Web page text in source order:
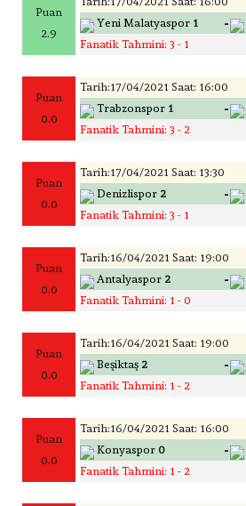
Puan
2.9
Yeni Malatyaspor 1 -
Fanatik Tahmini: 3 - 1
Puan
0.0
Tarih:17/04/2021 Saat: 16:00
Trabzonspor 1 -
Fanatik Tahmini: 3 - 2
Puan
0.0
Tarih:17/04/2021 Saat: 13:30
Denizlispor 2 -
Fanatik Tahmini: 3 - 1
Puan
0.0
Tarih:16/04/2021 Saat: 19:00
Antalyaspor 2 -
Fanatik Tahmini: 1 - 0
Puan
0.0
Tarih:16/04/2021 Saat: 19:00
Beşiktaş 2 -
Fanatik Tahmini: 1 - 2
Puan
0.0
Tarih:16/04/2021 Saat: 16:00
Konyaspor 0 -
Fanatik Tahmini: 1 - 2